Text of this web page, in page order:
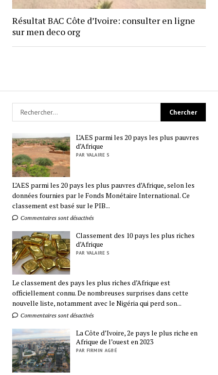
Résultat BAC Côte d’Ivoire: consulter en ligne
sur men deco org
L’AES parmi les 20 pays les plus pauvres
d’Afrique
PAR VALAIRE S
L’AES parmi les 20 pays les plus pauvres d’Afrique, selon les
données fournies par le Fonds Monétaire International. Ce
classement est basé sur le PIB...
Commentaires sont désactivés
Classement des 10 pays les plus riches
d’Afrique
PAR VALAIRE S
Le classement des pays les plus riches d’Afrique est
officiellement connu. De nombreuses surprises dans cette
nouvelle liste, notamment avec le Nigéria qui perd son...
Commentaires sont désactivés
La Côte d’Ivoire, 2e pays le plus riche en
Afrique de l’ouest en 2023
PAR FIRMIN AGBÉ